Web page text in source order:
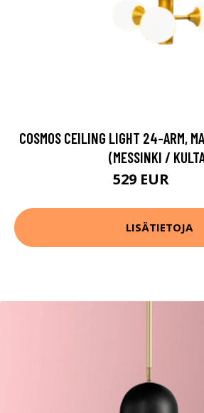
COSMOS CEILING LIGHT 24-ARM,
(MESSINKI /
529 EUR
LISÄTIETOJA